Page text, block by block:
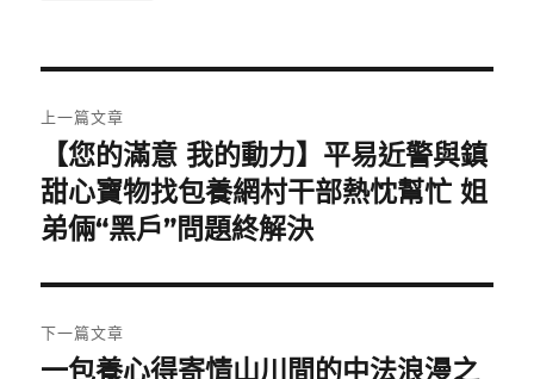
章
導
覽
上一篇文章
一
篇
章:
【您的滿意 我的動力】平易近警與鎮
甜心寶物找包養網村干部熱忱幫忙 姐
弟倆“黑戶”問題終解決
下一篇文章
下
一包養心得寄情山川間的中法浪漫之